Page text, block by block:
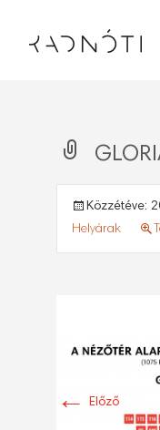
Közzétéve:
Helyárak
← Előző